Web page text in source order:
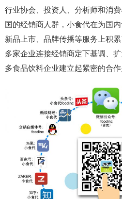
行业协会、投资人、分析师和消
国的经销商人群，小食代在为国
新品上市、品牌传播等服务上积
多家企业连接经销商定下基调、
多食品饮料企业建立起紧密的合作